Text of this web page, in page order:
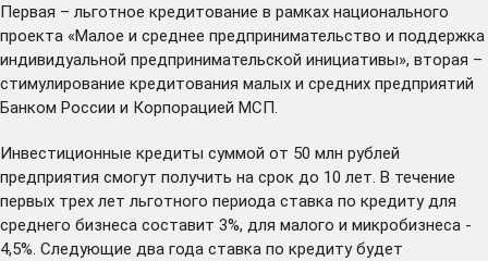
Первая – льготное кредитование в рамках национального
проекта «Малое и среднее предпринимательство и поддержка
индивидуальной предпринимательской инициативы», вторая –
стимулирование кредитования малых и средних предприятий
Банком России и Корпорацией МСП.
Инвестиционные кредиты суммой от 50 млн рублей
предприятия смогут получить на срок до 10 лет. В течение
первых трех лет льготного периода ставка по кредиту для
среднего бизнеса составит 3%, для малого и микробизнеса -
4,5%. Следующие два года ставка по кредиту будет